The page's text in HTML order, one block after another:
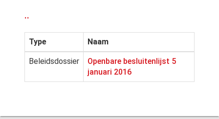
..
Type Naam
Beleidsdossier
Openbare besluitenlijst 5
januari 2016